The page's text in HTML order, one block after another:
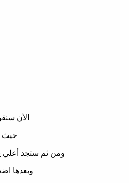
الأن
حيث
ومن ثم ستجد أعلي
وبعدها